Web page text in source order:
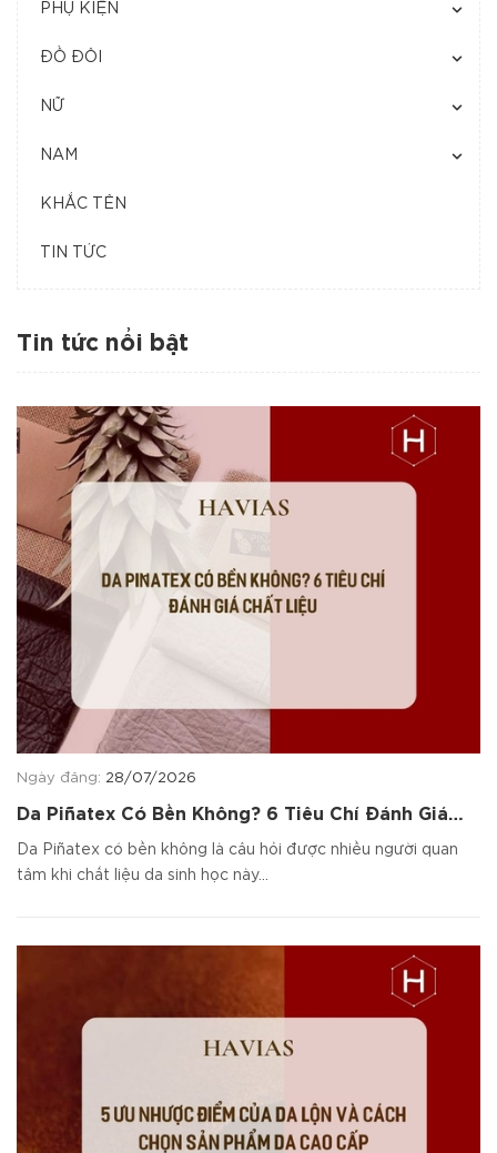
PHỤ KIỆN
ĐỒ ĐÔI
NỮ
NAM
KHẮC TÊN
TIN TỨC
Tin tức nổi bật
Ngày đăng: 28/07/2026
Da Piñatex Có Bền Không? 6 Tiêu Chí Đánh Giá
Chất Liệu
Da Piñatex có bền không là câu hỏi được nhiều người quan
tâm khi chất liệu da sinh học này...